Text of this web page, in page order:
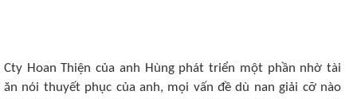
Cty Hoan Thiện của anh Hùng phát triển một phần nhờ tài
ăn nói thuyết phục của anh, mọi vấn đề dù nan giải cỡ nào